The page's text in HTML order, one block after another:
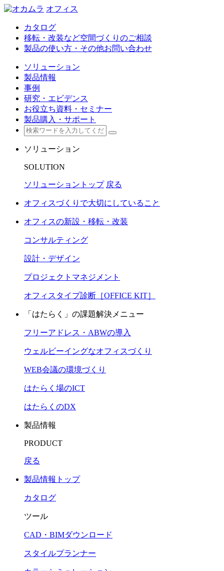
オフィス
カタログ
移転・改装など空間づくりのご相談
製品の使い方・その他お問い合わせ
ソリューション
製品情報
事例
研究・エビデンス
お役立ち資料・セミナー
製品購入・サポート
ソリューション
SOLUTION
ソリューショントップ 戻る
オフィスづくりで大切にしていること
オフィスの新設・移転・改装
コンサルティング
設計・デザイン
プロジェクトマネジメント
オフィスタイプ診断［OFFICE KIT］
「はたらく」の課題解決メニュー
フリーアドレス・ABWの導入
ウェルビーイングなオフィスづくり
WEB会議の環境づくり
はたらく場のICT
はたらくのDX
製品情報
PRODUCT
戻る
製品情報トップ
カタログ
ツール
CAD・BIMダウンロード
スタイルプランナー